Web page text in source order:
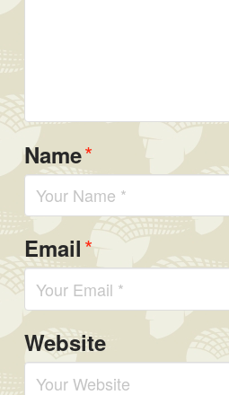
Name*
Email*
Website